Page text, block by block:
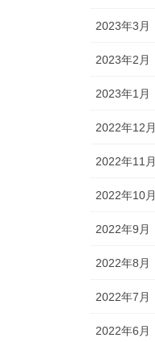
2023年3月
2023年2月
2023年1月
2022年12月
2022年11月
2022年10月
2022年9月
2022年8月
2022年7月
2022年6月